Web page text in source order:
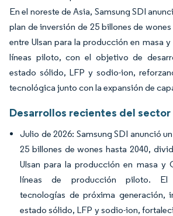
En el noreste de Asia, Samsung SDI
plan de inversión de 25 billones de
entre Ulsan para la producción en masa
líneas piloto, con el objetivo de
estado sólido, LFP y sodio-ion,
tecnológica junto con la expansión de
Desarrollos recientes del sector
Julio de 2026: Samsung SDI anunció
25 billones de wones hasta 2040,
Ulsan para la producción en masa y
líneas de producción piloto. El
tecnologías de próxima generación,
estado sólido, LFP y sodio-ion,